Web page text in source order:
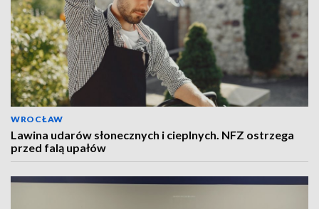
WROCŁAW
Lawina udarów słonecznych i cieplnych. NFZ ostrzega
przed falą upałów